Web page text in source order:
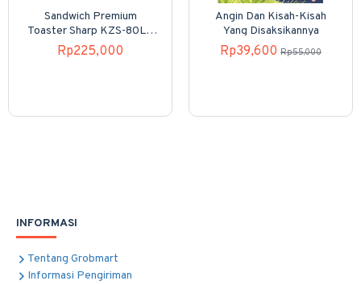
Sandwich Premium
Toaster Sharp KZS-80LP
4 Slices
Rp225,000
Angin Dan Kisah-Kisah
Yang Disaksikannya
Rp39,600 Rp55,000
INFORMASI
Tentang Grobmart
Informasi Pengiriman